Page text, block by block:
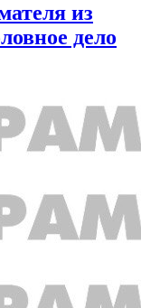
из
дело